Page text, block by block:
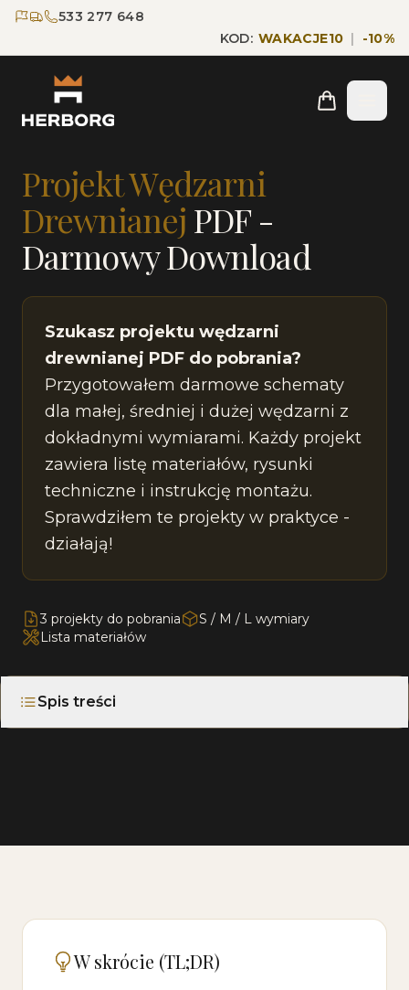
Przejdź do głównej treści
Przejdź do nawigacji
533 277 648
KOD: WAKACJE10 | -10%
Strona główna Projekt Wędzarni PDF
Projekt Wędzarni
Drewnianej PDF -
Darmowy Download
Szukasz projektu wędzarni
drewnianej PDF do pobrania?
Przygotowałem darmowe schematy
dla małej, średniej i dużej wędzarni z
dokładnymi wymiarami. Każdy projekt
zawiera listę materiałów, rysunki
techniczne i instrukcję montażu.
Sprawdziłem te projekty w praktyce -
działają!
3 projekty do pobrania
S / M / L wymiary
Lista materiałów
Spis treści
W skrócie (TL;DR)